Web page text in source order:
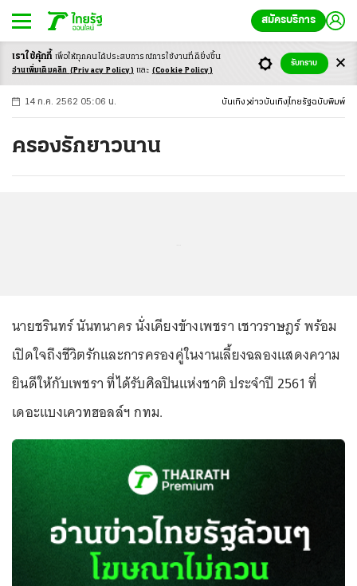
สมัครบริการ
-ก ก ก+
14 ก.ค. 2562 05:06 น. บันเทิง ข่าวบันเทิง ไทยรัฐฉบับพิมพ์
ครองรักยาวนาน
นายชรินทร์ นันทนาคร นั่งเคียงข้างเพชรา เชาวราษฎร์ พร้อม
เปิดใจถึงชีวิตรักและการครองคู่ในงานเลี้ยงฉลองแสดงความ
ยินดีให้กับเพชรา ที่ได้รับศิลปินแห่งชาติ ประจำปี 2561 ที่
เดอะแบงเควทฮอลล์ฯ กทม.
เราใช้คุ้กกี้ เพื่อให้ทุกคนได้ประสบการณ์การใช้งานที่ดียิ่งขึ้น
อ่านเพิ่มเติมคลิก (Privacy Policy) และ (Cookie Policy)
รับทราบ